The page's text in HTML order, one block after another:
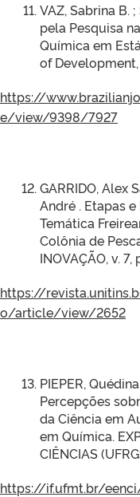
VAZ, Sabrina B.
pela Pesquisa
Química em
of
https://
e/view/9398/7927
GARRIDO, Alex
André . Etapas
Temática
Colônia de
INOVAÇÃO, v.
https://
o/article/view/2652
PIEPER,
Percepções
da Ciência em
em Química.
CIÊNCIAS
https://if.ufmt.br/